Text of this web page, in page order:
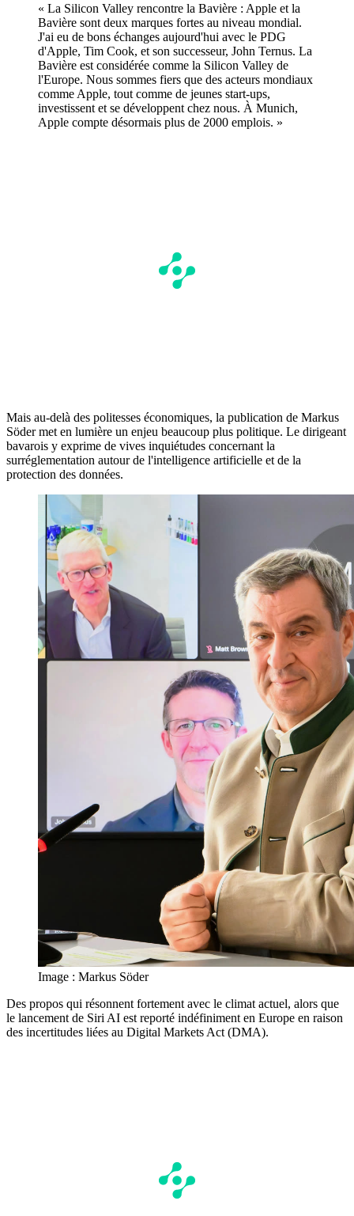
« La Silicon Valley rencontre la Bavière : Apple et la
Bavière sont deux marques fortes au niveau mondial.
J'ai eu de bons échanges aujourd'hui avec le PDG
d'Apple, Tim Cook, et son successeur, John Ternus. La
Bavière est considérée comme la Silicon Valley de
l'Europe. Nous sommes fiers que des acteurs mondiaux
comme Apple, tout comme de jeunes start-ups,
investissent et se développent chez nous. À Munich,
Apple compte désormais plus de 2000 emplois. »
Mais au-delà des politesses économiques, la publication de Markus
Söder met en lumière un enjeu beaucoup plus politique. Le dirigeant
bavarois y exprime de vives inquiétudes concernant la
surréglementation autour de l'intelligence artificielle et de la
protection des données.
Image : Markus Söder
Des propos qui résonnent fortement avec le climat actuel, alors que
le lancement de Siri AI est reporté indéfiniment en Europe en raison
des incertitudes liées au Digital Markets Act (DMA).